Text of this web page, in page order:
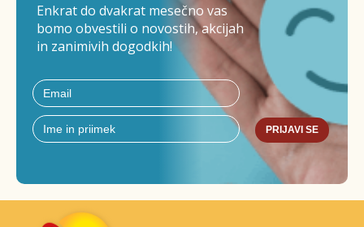
Enkrat do dvakrat mesečno vas
bomo obvestili o novostih, akcijah
in zanimivih dogodkih!
PRIJAVI SE